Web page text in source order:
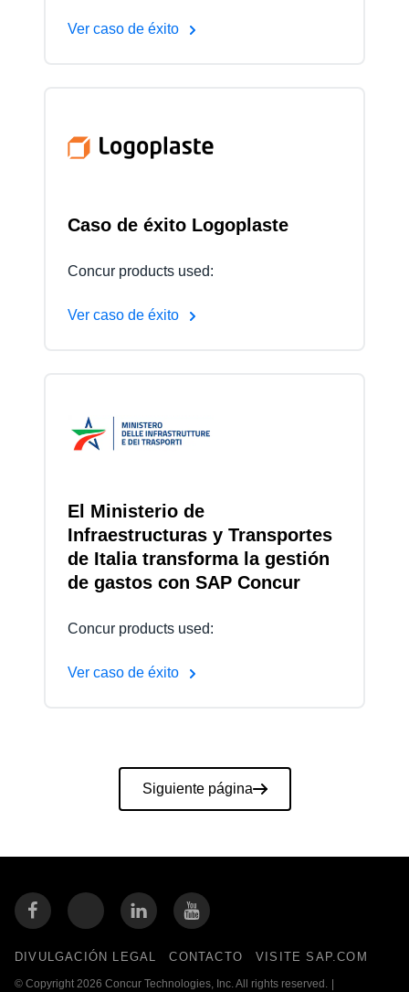
Ver caso de éxito
Caso de éxito Logoplaste
Concur products used:
Ver caso de éxito
El Ministerio de
Infraestructuras y Transportes
de Italia transforma la gestión
de gastos con SAP Concur
Concur products used:
Ver caso de éxito
Siguiente página
DIVULGACIÓN LEGAL CONTACTO VISITE SAP.COM
© Copyright 2026 Concur Technologies, Inc. All rights reserved. |